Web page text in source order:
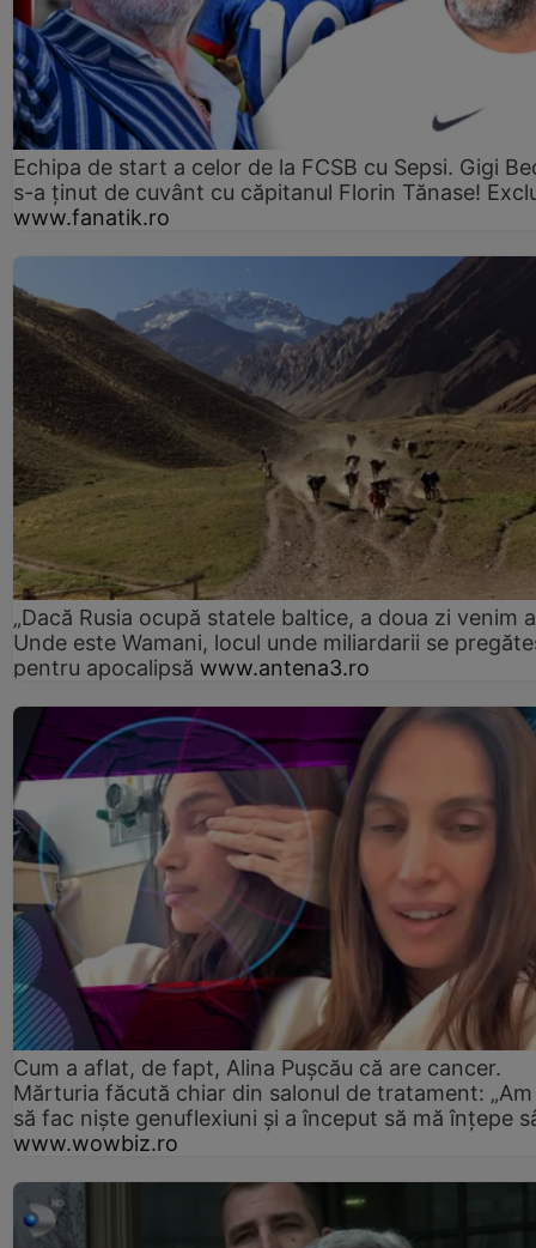
Echipa de start a celor de la FCSB cu Sepsi. Gigi
s-a ținut de cuvânt cu căpitanul Florin Tănase!
www.fanatik.ro
„Dacă Rusia ocupă statele baltice, a doua zi venim
Unde este Wamani, locul unde miliardarii se
pentru apocalipsă www.antena3.ro
Cum a aflat, de fapt, Alina Pușcău că are cancer.
Mărturia făcută chiar din salonul de tratament:
să fac niște genuflexiuni și a început să mă înțepe
www.wowbiz.ro